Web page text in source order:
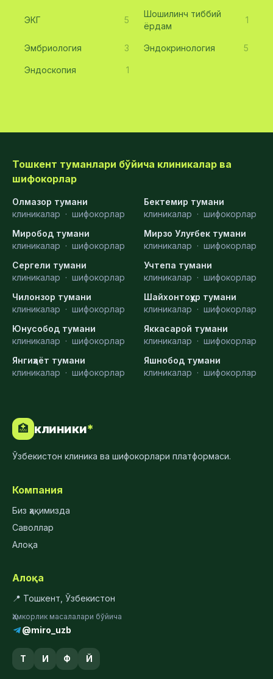
ЭКГ 5
Шошилинч тиббий
ёрдам
1
Эмбриология 3 Эндокринология 5
Эндоскопия 1
Тошкент туманлари бўйича клиникалар ва
шифокорлар
Олмазор тумани
клиникалар · шифокорлар
Бектемир тумани
клиникалар · шифокорлар
Миробод тумани
клиникалар · шифокорлар
Мирзо Улуғбек тумани
клиникалар · шифокорлар
Сергели тумани
клиникалар · шифокорлар
Учтепа тумани
клиникалар · шифокорлар
Чилонзор тумани
клиникалар · шифокорлар
Шайхонтоҳур тумани
клиникалар · шифокорлар
Юнусобод тумани
клиникалар · шифокорлар
Яккасарой тумани
клиникалар · шифокорлар
Янгиҳаёт тумани
клиникалар · шифокорлар
Яшнобод тумани
клиникалар · шифокорлар
🏥 клиники*
Ўзбекистон клиника ва шифокорлари платформаси.
Компания
Биз ҳақимизда
Саволлар
Алоқа
Алоқа
📍 Тошкент, Ўзбекистон
Ҳамкорлик масалалари бўйича
@miro_uzb
Т И Ф Й